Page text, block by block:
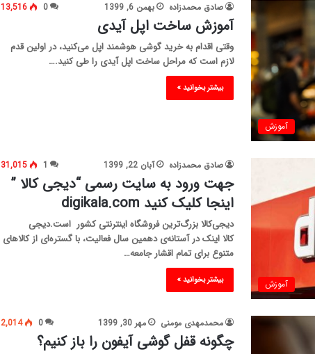
آموزش
صادق محمدزاده بهمن 6, 1399 0
13,516
آموزش ساخت اپل آیدی
وقتی اقدام به خرید گوشی هوشمند اپل می‌کنید، در اولین قدم
لازم است که مراحل ساخت اپل آیدی را طی کنید.…
بیشتر بخوانید »
آموزش
صادق محمدزاده آبان 22, 1399 1
31,015
جهت ورود به سایت رسمی “دیجی کالا ”
اینجا کلیک کنید digikala.com
دیجی‌کالا بزرگ‌ترین فروشگاه اینترنتی کشور است.دیجی
کالا اینک در آستانه‌ی دهمین سال فعالیت، با گستره‌ای از کالاهای
متنوع برای تمام اقشار جامعه…
بیشتر بخوانید »
محمدمهدی مومنی مهر 30, 1399 0
2,014
چگونه قفل گوشی آیفون را باز کنیم؟